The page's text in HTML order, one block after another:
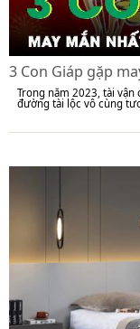
3 Con Giáp gặp
Trong năm 2023, tài
đường tài lộc vô cùng